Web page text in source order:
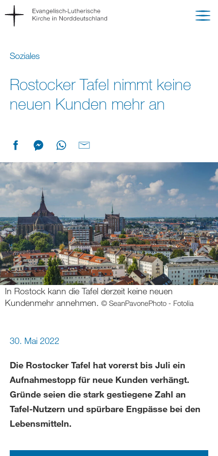
Soziales
Rostocker Tafel nimmt keine
neuen Kunden mehr an
In Rostock kann die Tafel derzeit keine neuen
Kundenmehr annehmen. © SeanPavonePhoto - Fotolia
30. Mai 2022
Die Rostocker Tafel hat vorerst bis Juli ein
Aufnahmestopp für neue Kunden verhängt.
Gründe seien die stark gestiegene Zahl an
Tafel-Nutzern und spürbare Engpässe bei den
Lebensmitteln.